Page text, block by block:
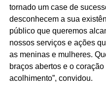
tornado um case de
desconhecem a sua
público que queremos
nossos serviços e ações
as meninas e mulheres.
braços abertos e o
acolhimento”, convidou.